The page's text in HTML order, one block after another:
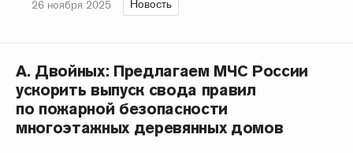
26 ноября 2025 Новость
А. Двойных: Предлагаем МЧС России
ускорить выпуск свода правил
по пожарной безопасности
многоэтажных деревянных домов